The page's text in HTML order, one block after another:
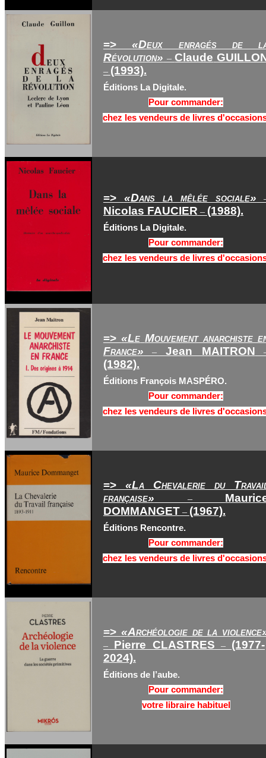
=>«Deux enragés de
Révolution» –Claude
– (1993).
Éditions La Digitale.
Pour commander:
chez les vendeurs de livres
=> «Dans la mêlée sociale»
Nicolas FAUCIER – (1988).
Éditions La Digitale.
Pour commander:
chez les vendeurs de livres
=>«Le Mouvement anarchiste
France» – Jean MAITRON
(1982).
Éditions François MASPÉRO.
Pour commander:
chez les vendeurs de livres
=> «La Chevalerie du
française» –
DOMMANGET– (1967).
Éditions Rencontre.
Pour commander:
chez les vendeurs de livres
=> «Archéologie de la violence
– Pierre CLASTRES – (1977-
2024).
Éditions de l’aube.
Pour commander:
votre libraire habituel